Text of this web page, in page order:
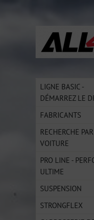
LIGNE BASIC -
DÉMARREZ LE
FABRICANTS
RECHERCHE PAR
VOITURE
PRO LINE -
ULTIME
SUSPENSION
STRONGFLEX